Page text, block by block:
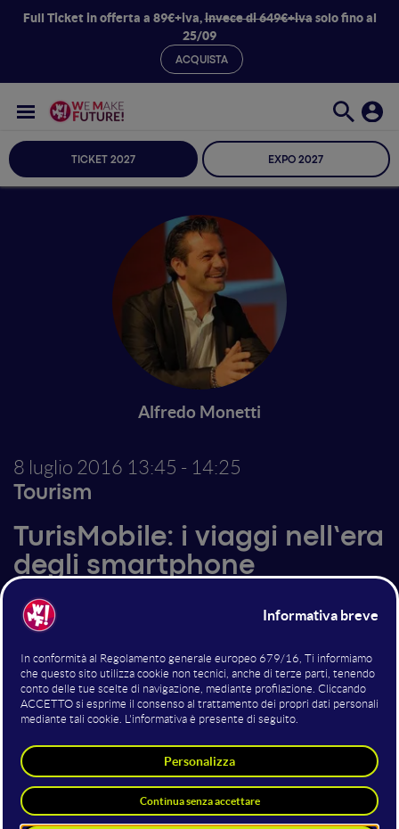
Full Ticket in offerta a 89€+iva,invece di 649€+ivasolo fino al
25/09
ACQUISTA
TICKET 2027 EXPO 2027
Alfredo Monetti
8 luglio 2016 13:45 - 14:25
Tourism
TurisMobile: i viaggi nell’era
degli smartphone
Un breve viaggio nel mondo dell’ospitalità per capire
come far incontrare il nuovo viaggiatore “Mocal” con il
classico albergatore “Local". Durante l'intervento si
passeranno in rassegna i principali punti di contatto
tra questi due mondi tra cui la strategia di mobile
marketing, l’accoglienza 2.0 in hotel, il rapporto tra
social, reputation e strutture ricettive e cosa non deve
mancare in un albergo per essere a prova di
Millennials.